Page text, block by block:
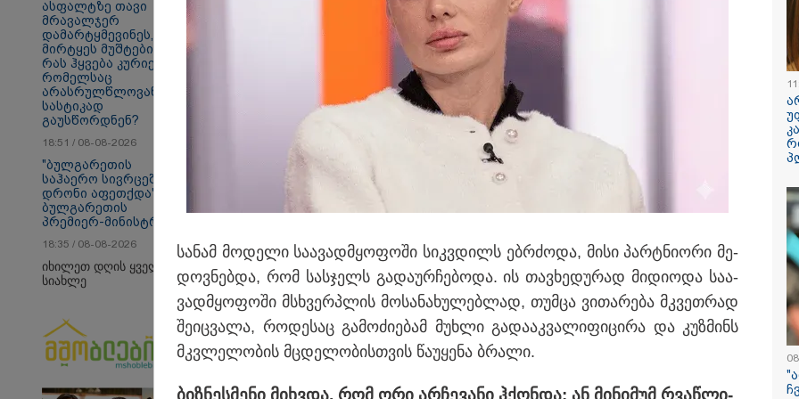
თბილისი - ანტალია
თბილისი - ჰერაკლიონი
1698.80 ლარიდან
თბილისი - ბუდაპეშტი
1421.00 ლარიდან
თბილისი -
საქართველოში
ადამიანი
პირს ამ დრომდე
ასფალტზე თავი
მრავალჯერ
დამარტყმევინეს,
მირტყეს მუშტები" -
რას ჰყვება კურიერი,
რომელსაც
არასრულწლოვანები
სასტიკად
გაუსწორდნენ?
18:51 / 08-08-2026
"ბულგარეთის
საჰაერო სივრცეში
დრონი აფეთქდა" -
ბულგარეთის
პრემიერ-მინისტრი
18:35 / 08-08-2026
იხილეთ დღის ყველა
სიახლე
სა­ნამ მო­დე­ლი სა­ა­ვად­მყო­ფო­ში სიკ­ვდილს ებ­რძო­და, მისი პარტნი­ო­რი მე­
დოვ­ნებ­და, რომ სას­ჯელს გა­და­ურ­ჩე­ბო­და. ის თავ­ხე­დუ­რად მი­დი­ო­და სა­ა­
ვად­მყო­ფო­ში მსხვერ­პლის მო­სა­ნა­ხუ­ლებ­ლად, თუმ­ცა ვი­თა­რე­ბა მკვეთ­რად
შე­იც­ვა­ლა, რო­დე­საც გა­მო­ძი­ე­ბამ მუხ­ლი გა­და­აკ­ვა­ლი­ფი­ცი­რა და კუზ­მინს
მკვლე­ლო­ბის მცდე­ლო­ბის­თვის წა­უ­ყე­ნა ბრა­ლი.
ბიზ­ნეს­მე­ნი მიხ­ვდა, რომ ორი არ­ჩე­ვა­ნი ჰქონ­და: ან მი­ნი­მუმ რვაწ­ლი­